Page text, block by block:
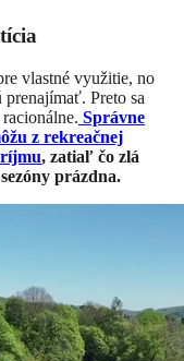
vlastné využitie, no
prenajímať. Preto sa
Správne
z rekreačnej
, zatiaľ čo zlá
prázdna.